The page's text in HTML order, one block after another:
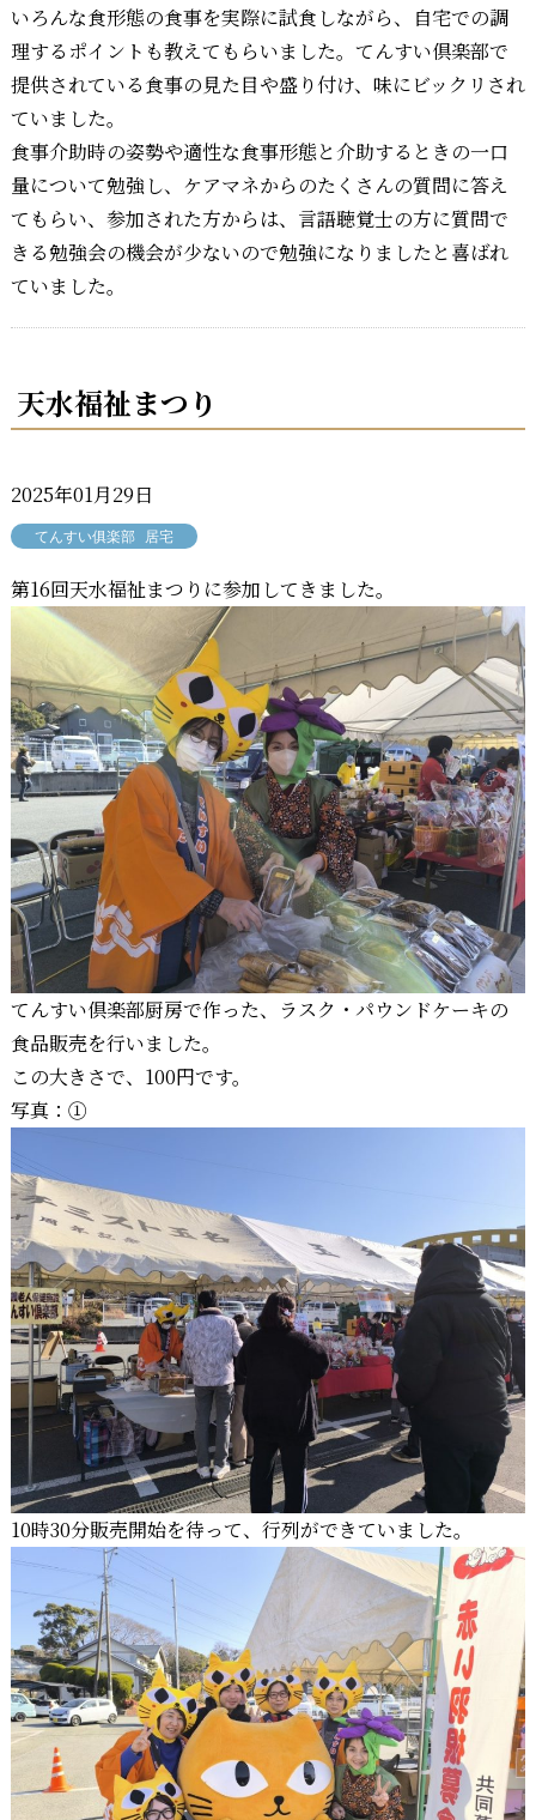
いろんな食形態の食事を実際に試食しながら、自宅での調
理するポイントも教えてもらいました。てんすい倶楽部で
提供されている食事の見た目や盛り付け、味にビックリされ
ていました。
食事介助時の姿勢や適性な食事形態と介助するときの一口
量について勉強し、ケアマネからのたくさんの質問に答え
てもらい、参加された方からは、言語聴覚士の方に質問で
きる勉強会の機会が少ないので勉強になりましたと喜ばれ
ていました。
天水福祉まつり
2025年01月29日
てんすい俱楽部 居宅
第16回天水福祉まつりに参加してきました。
てんすい倶楽部厨房で作った、ラスク・パウンドケーキの
食品販売を行いました。
この大きさで、100円です。
写真：①
10時30分販売開始を待って、行列ができていました。